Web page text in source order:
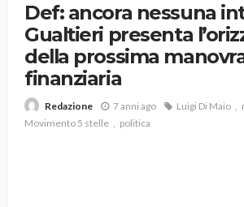
Def: ancora nessuna
Gualtieri presenta
della prossima
finanziaria
Redazione 7 anni ago Luigi Di Maio
Movimento 5 stelle
politica